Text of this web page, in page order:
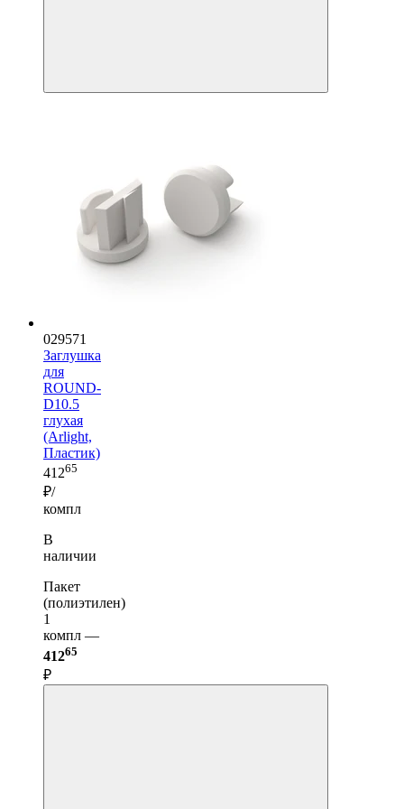
029571
Заглушка
для
ROUND-
D10.5
глухая
(Arlight,
Пластик)
41265
₽/
компл
В
наличии
Пакет
(полиэтилен)
1
компл —
41265
₽